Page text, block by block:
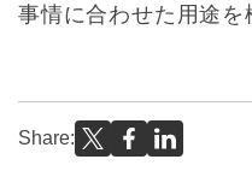
事情に合わせた用途を
Share: